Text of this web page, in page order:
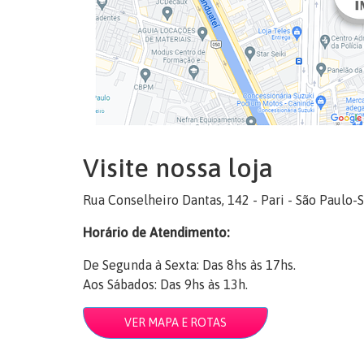
Visite nossa loja
Rua Conselheiro Dantas, 142 - Pari - São Paulo-
Horário de Atendimento:
De Segunda à Sexta: Das 8hs às 17hs.
Aos Sábados: Das 9hs às 13h.
VER MAPA E ROTAS